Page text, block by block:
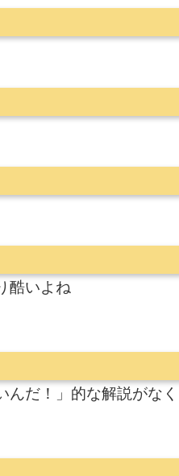
酷いよね
んだ！」的な解説がなく